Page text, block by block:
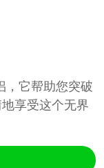
，它帮助您突破
享受这个无界